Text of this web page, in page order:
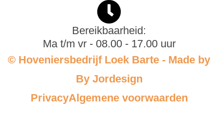
Bereikbaarheid:
Ma t/m vr - 08.00 - 17.00 uur
© Hoveniersbedrijf Loek Barte - Made by
By Jordesign
PrivacyAlgemene voorwaarden